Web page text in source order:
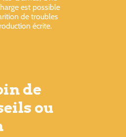
est possible
de troubles
écrite.
de
ou